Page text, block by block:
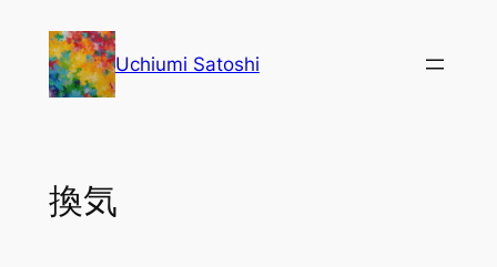
Uchiumi Satoshi
換気